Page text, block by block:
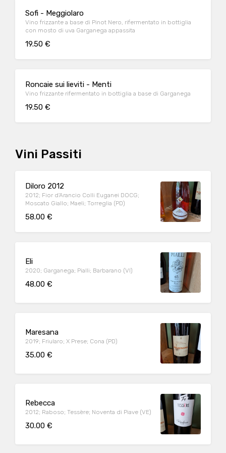
Sofi - Meggiolaro
Vino frizzante a base di Pinot Nero, rifermentato in bottiglia
con mosto di uva Garganega appassita
19.50 €
Roncaie sui lieviti - Menti
Vino frizzante rifermentato in bottiglia a base di Garganega
19.50 €
Vini Passiti
Diloro 2012
2012; Fior d'Arancio Colli Euganei DOCG;
Moscato Giallo; Maeli; Torreglia (PD)
58.00 €
Eli
2020; Garganega; Pialli; Barbarano (VI)
48.00 €
Maresana
2019; Friularo; X Prese; Cona (PD)
35.00 €
Rebecca
2012; Raboso; Tessère; Noventa di Piave (VE)
30.00 €